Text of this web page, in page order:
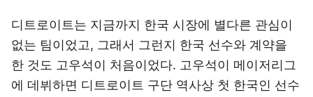
디트로이트는 지금까지 한국 시장에 별다른 관심이
없는 팀이었고, 그래서 그런지 한국 선수와 계약을
한 것도 고우석이 처음이었다. 고우석이 메이저리그
에 데뷔하면 디트로이트 구단 역사상 첫 한국인 선수